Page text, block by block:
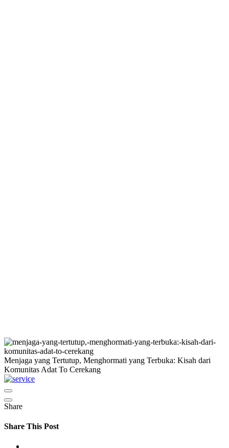
Menjaga yang Tertutup, Menghormati yang Terbuka: Kisah dari
Komunitas Adat To Cerekang
Share
Share This Post